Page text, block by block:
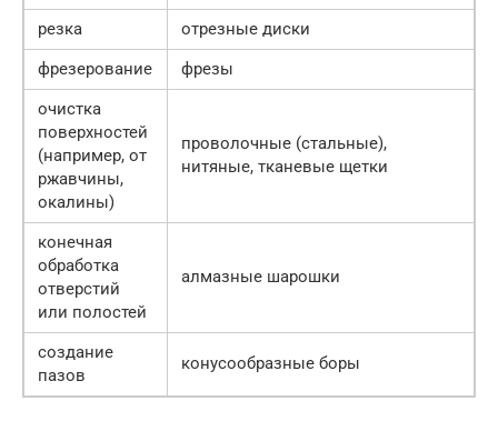
резка
отрезные диски
фрезерование
фрезы
очистка
поверхностей
(например, от
ржавчины,
окалины)
проволочные (стальные),
нитяные, тканевые щетки
конечная
обработка
отверстий
или полостей
алмазные шарошки
создание
пазов
конусообразные боры